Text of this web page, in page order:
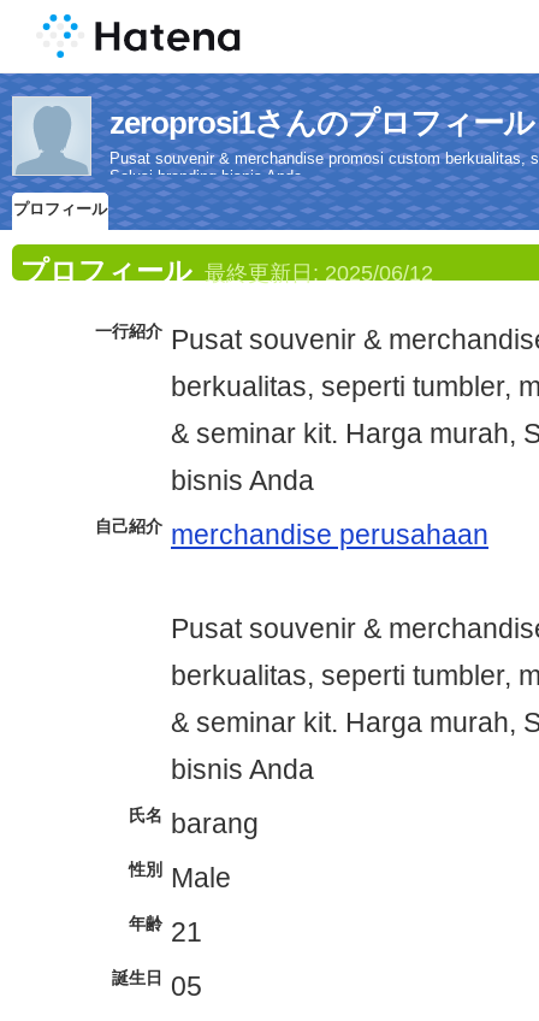
zeroprosi1さんのプロフィール
Pusat souvenir & merchandise promosi custom
Solusi branding bisnis Anda
プロフィール
プロフィール 最終更新日: 2025/06/12
一行紹介 Pusat souvenir &
berkualitas, seperti tumbler,
& seminar kit. Harga murah,
bisnis Anda
自己紹介 merchandise perusahaan
Pusat souvenir &
berkualitas, seperti tumbler,
& seminar kit. Harga murah,
bisnis Anda
氏名 barang
性別 Male
年齢 21
誕生日 05